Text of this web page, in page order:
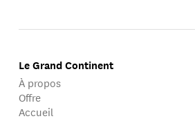
Le Grand Continent
À propos
Offre
Accueil